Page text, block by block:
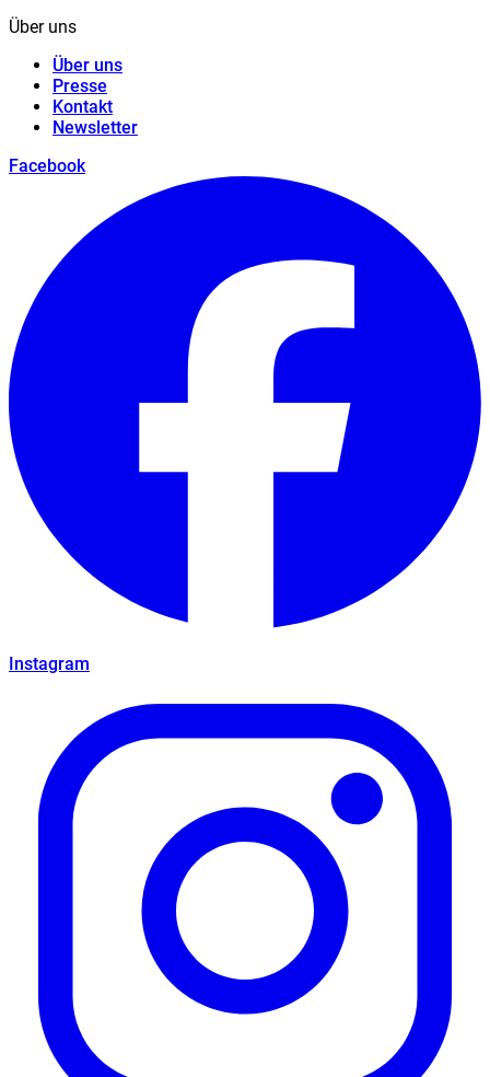
Über uns
Über uns
Presse
Kontakt
Newsletter
Facebook
Instagram